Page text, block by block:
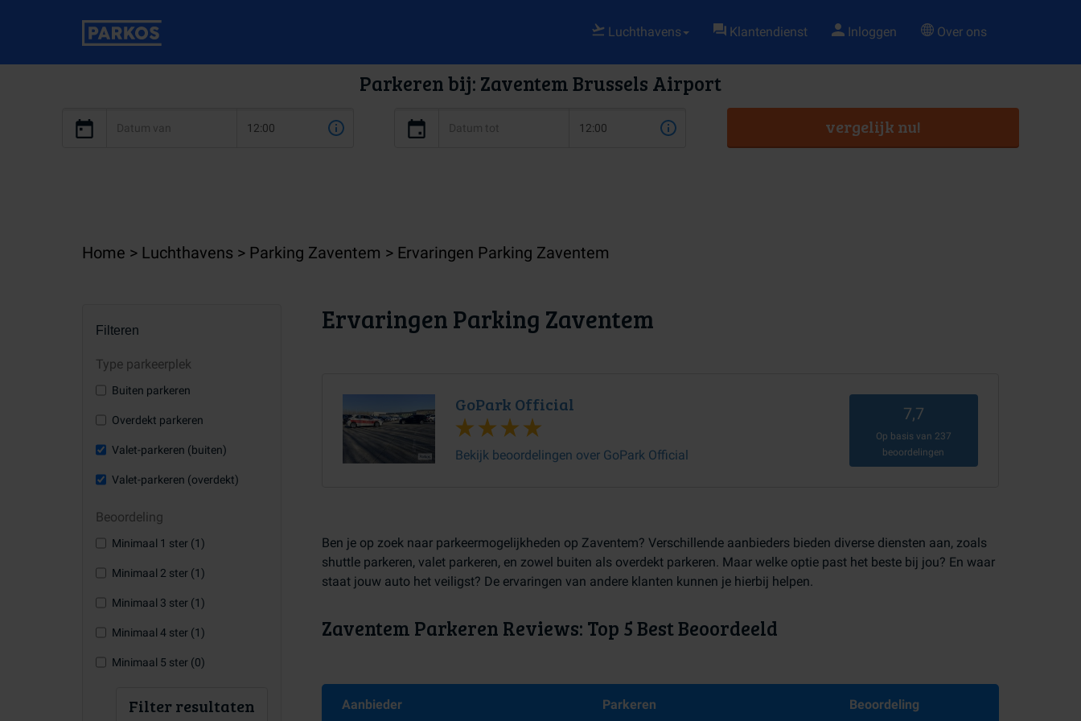
Luchthavens Klantendienst Inloggen Over ons
Parkeren bij: Zaventem Brussels Airport
vergelijk nu!
Home Luchthavens Parking Zaventem Ervaringen Parking Zaventem
Filteren
Type parkeerplek
Buiten parkeren
Overdekt parkeren
Valet-parkeren (buiten)
Valet-parkeren (overdekt)
Beoordeling
Minimaal 1 ster (1)
Minimaal 2 ster (1)
Minimaal 3 ster (1)
Minimaal 4 ster (1)
Minimaal 5 ster (0)
Filter resultaten
Ervaringen Parking Zaventem
GoPark Official
Bekijk beoordelingen over GoPark Official
7,7
Op basis van 237
beoordelingen
Ben je op zoek naar parkeermogelijkheden op Zaventem? Verschillende aanbieders bieden diverse diensten aan, zoals
shuttle parkeren, valet parkeren, en zowel buiten als overdekt parkeren. Maar welke optie past het beste bij jou? En waar
staat jouw auto het veiligst? De ervaringen van andere klanten kunnen je hierbij helpen.
Zaventem Parkeren Reviews: Top 5 Best Beoordeeld
Aanbieder Parkeren Beoordeling